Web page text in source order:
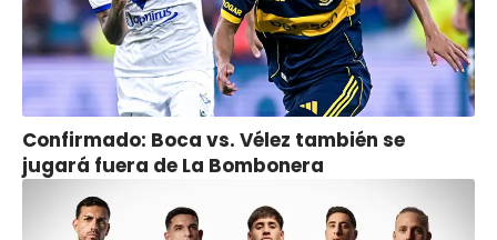
Confirmado: Boca vs. Vélez también se
jugará fuera de La Bombonera